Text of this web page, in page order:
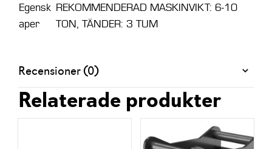
Egensk
aper
REKOMMENDERAD MASKINVIKT: 6-10
TON, TÄNDER: 3 TUM
Recensioner (0)
Relaterade produkter